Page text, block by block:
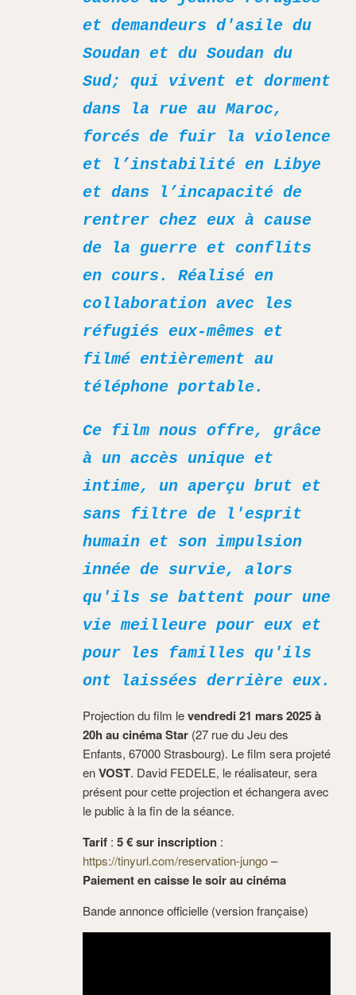
et demandeurs d'asile du
Soudan et du Soudan du
Sud; qui vivent et dorment
dans la rue au Maroc,
forcés de fuir la violence
et l’instabilité en Libye
et dans l’incapacité de
rentrer chez eux à cause
de la guerre et conflits
en cours. Réalisé en
collaboration avec les
réfugiés eux-mêmes et
filmé entièrement au
téléphone portable.
Ce film nous offre, grâce
à un accès unique et
intime, un aperçu brut et
sans filtre de l'esprit
humain et son impulsion
innée de survie, alors
qu'ils se battent pour une
vie meilleure pour eux et
pour les familles qu'ils
ont laissées derrière eux.
Projection du film levendredi 21 mars 2025 à
20h au cinéma Star (27 rue du Jeu des
Enfants, 67000 Strasbourg). Le film sera projeté
enVOST. David FEDELE, le réalisateur, sera
présent pour cette projection et échangera avec
le public à la fin de la séance.
Tarif : 5 € sur inscription :
https://tinyurl.com/reservation-jungo–
Paiement en caisse le soir au cinéma
Bande annonce officielle (version française)